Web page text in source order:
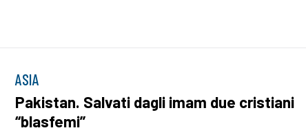
ASIA
Pakistan. Salvati dagli imam due cristiani
“blasfemi”